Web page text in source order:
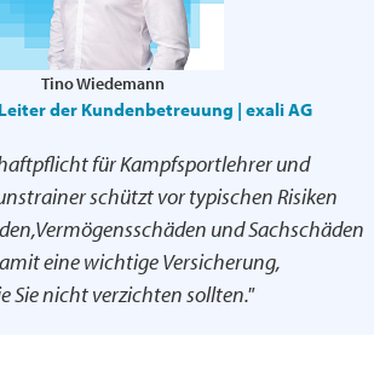
Tino Wiedemann
der Kundenbetreuung | exali AG
für Kampfsportlehrer und
schützt vor typischen Risiken
und Sachschäden
eine wichtige Versicherung,
Sie nicht verzichten sollten."